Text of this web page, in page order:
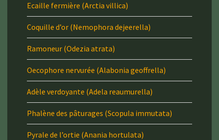
Ecaille fermière (Arctia villica)
Coquille d’or (Nemophora dejeerella)
Ramoneur (Odezia atrata)
Oecophore nervurée (Alabonia geoffrella)
Adèle verdoyante (Adela reaumurella)
Phalène des pâturages (Scopula immutata)
Pyrale de l’ortie (Anania hortulata)